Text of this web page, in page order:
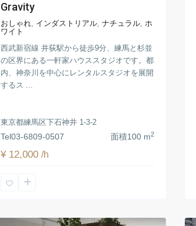
Gravity
おしゃれ, インダストリアル,ナチュラル,ホ
ワイト
西武新宿線 井荻駅から徒歩9分、練馬と杉並
の区界にある一軒家ハウススタジオです。都
内、神奈川を中心にレンタルスタジオを展開
するス ...
東京都練馬区下石神井 1-3-2
Tel03-6809-0507 面積100 m2
¥ 12,000/h